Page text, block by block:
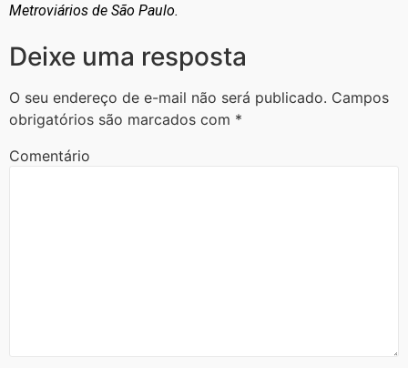
Metroviários de São Paulo.
Deixe uma resposta
O seu endereço de e-mail não será publicado. Campos
obrigatórios são marcados com *
Comentário